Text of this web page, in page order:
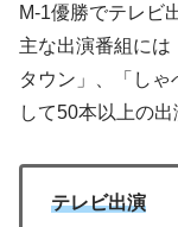
M-1優勝でテレビ
主な出演番組には
タウン」、「し
して50本以上の出
テレビ出演